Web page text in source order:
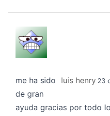
luis henry 23
me ha sido
de gran
ayuda gracias por todo